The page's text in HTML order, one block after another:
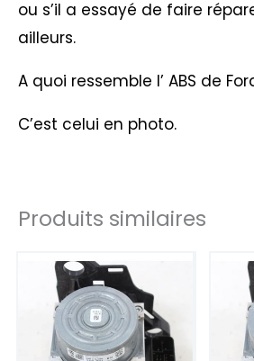
ou s’il a essayé de faire
ailleurs.
A quoi ressemble l’ ABS de
C’est celui en photo.
Produits similaires